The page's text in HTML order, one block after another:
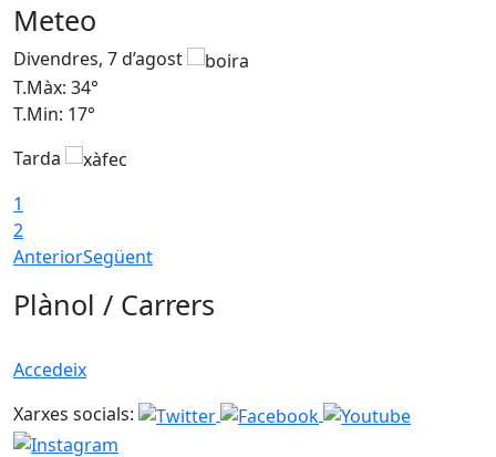
Meteo
Divendres, 7 d’agost
T.Màx: 34°
T.Min: 17°
Tarda
1
2
AnteriorSegüent
Plànol / Carrers
Accedeix
Xarxes socials: